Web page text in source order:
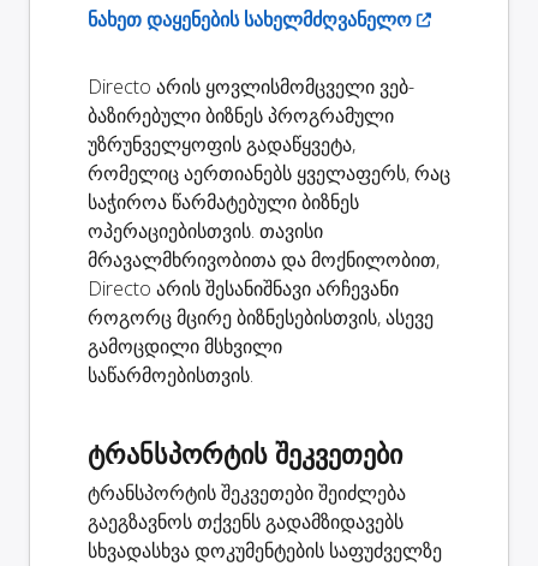
ნახეთ დაყენების სახელმძღვანელო
Directo არის ყოვლისმომცველი ვებ-
ბაზირებული ბიზნეს პროგრამული
უზრუნველყოფის გადაწყვეტა,
რომელიც აერთიანებს ყველაფერს, რაც
საჭიროა წარმატებული ბიზნეს
ოპერაციებისთვის. თავისი
მრავალმხრივობითა და მოქნილობით,
Directo არის შესანიშნავი არჩევანი
როგორც მცირე ბიზნესებისთვის, ასევე
გამოცდილი მსხვილი
საწარმოებისთვის.
ტრანსპორტის შეკვეთები
ტრანსპორტის შეკვეთები შეიძლება
გაეგზავნოს თქვენს გადამზიდავებს
სხვადასხვა დოკუმენტების საფუძველზე